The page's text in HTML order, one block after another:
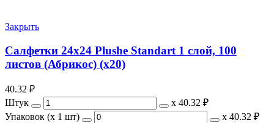
Закрыть
Салфетки 24х24 Plushe Standart 1 слой, 100
листов (Абрикос) (х20)
40.32 ₽
Штук
х 40.32 ₽
Упаковок (x 1 шт)
х 40.32 ₽